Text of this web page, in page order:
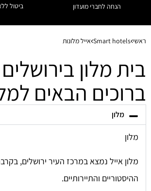
הנחה לחברי מועדון ביטול ללא
ראשי Smart hotels אייל מלונות
בית מלון
ברוכים הבאים
מלון
מלון
מלון אייל נמצא במרכז העיר ירושלים,
ההיסטוריים והתיירותיים.